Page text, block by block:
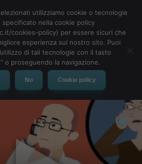
MENU
utilizziamo cookie o tecnologie
specificato nella cookie policy
cookies-policy) per essere sicuri che
esperienza sul nostro sito. Puoi
di tali tecnologie con il tasto
o proseguendo la navigazione.
No Cookie policy